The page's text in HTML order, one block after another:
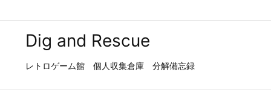
Dig and Rescue
レトロゲーム館 個人収集倉庫 分解備忘録